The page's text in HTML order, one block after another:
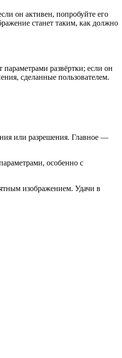
он активен, попробуйте его
станет таким, как должно
развёртки; если он
сделанные пользователем.
или разрешения. Главное —
особенно с
изображением. Удачи в